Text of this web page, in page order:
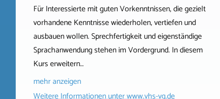
Für Interessierte mit guten Vorkenntnissen, die gezielt
vorhandene Kenntnisse wiederholen, vertiefen und
ausbauen wollen. Sprechfertigkeit und eigenständige
Sprachanwendung stehen im Vordergrund. In diesem
Kurs erweitern…
mehr anzeigen
Weitere Informationen unterwww.vhs-vg.de